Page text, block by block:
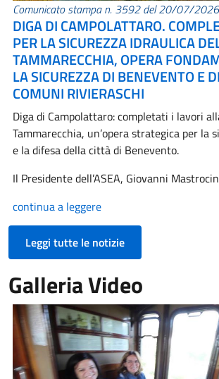
Comunicato stampa n. 3592 del 20/07/2026
DIGA DI CAMPOLATTARO.
PER LA SICUREZZA IDRAULICA
TAMMARECCHIA, OPERA
LA SICUREZZA DI BENEVENTO E
COMUNI RIVIERASCHI
Diga di Campolattaro: completati i lavori
Tammarecchia, un’opera strategica per la
e la difesa della città di Benevento.
Il Presidente dell’ASEA, Giovanni
continua a leggere
Leggi tutte le notizie
Galleria Video